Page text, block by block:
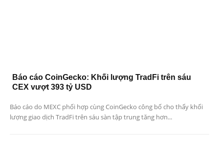
Báo cáo CoinGecko: Khối lượng TradFi trên sáu
CEX vượt 393 tỷ USD
Báo cáo do MEXC phối hợp cùng CoinGecko công bố cho thấy khối
lượng giao dịch TradFi trên sáu sàn tập trung tăng hơn...